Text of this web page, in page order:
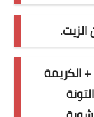
الكريمة